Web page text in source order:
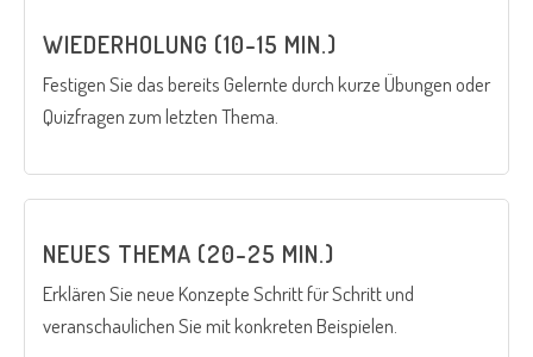
WIEDERHOLUNG (10-15 MIN.)
Festigen Sie das bereits Gelernte durch kurze Übungen oder
Quizfragen zum letzten Thema.
NEUES THEMA (20-25 MIN.)
Erklären Sie neue Konzepte Schritt für Schritt und
veranschaulichen Sie mit konkreten Beispielen.